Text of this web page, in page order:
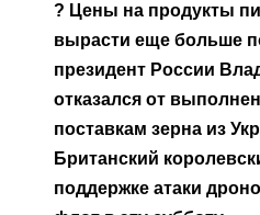
? Цены на продукты
вырасти еще больше
президент России
отказался от
поставкам зерна из
Британский
поддержке атаки